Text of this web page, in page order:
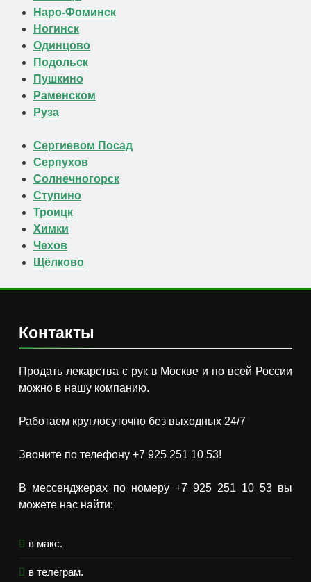
Наро-Фоминск
Ногинск
Одинцово
Подольск
Пушкино
Раменском
Руза
Сергиевом Посад
Серпухов
Солнечногорск
Ступино
Троицк
Химки
Чехов
Щёлково
Контакты
Продать лекарства с рук в Москве и по всей России
можно в нашу компанию.
Работаем круглосуточно без выходных 24/7
Звоните по телефону +7 925 251 10 53!
В мессенджерах по номеру +7 925 251 10 53 вы
можете нас найти:
в макс.
в телеграм.